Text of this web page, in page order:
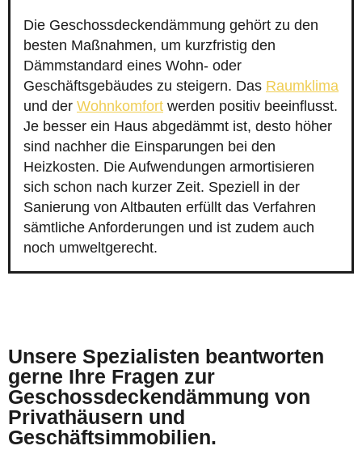
Die Geschossdeckendämmung gehört zu den
besten Maßnahmen, um kurzfristig den
Dämmstandard eines Wohn- oder
Geschäftsgebäudes zu steigern. Das Raumklima
und der Wohnkomfort werden positiv beeinflusst.
Je besser ein Haus abgedämmt ist, desto höher
sind nachher die Einsparungen bei den
Heizkosten. Die Aufwendungen armortisieren
sich schon nach kurzer Zeit. Speziell in der
Sanierung von Altbauten erfüllt das Verfahren
sämtliche Anforderungen und ist zudem auch
noch umweltgerecht.
Unsere Spezialisten beantworten
gerne Ihre Fragen zur
Geschossdeckendämmung von
Privathäusern und
Geschäftsimmobilien.